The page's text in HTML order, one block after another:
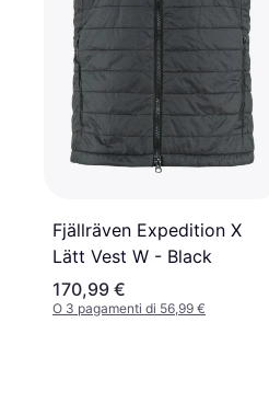
Fjällräven Expedition X
Lätt Vest W - Black
170,99 €
O 3 pagamenti di 56,99 €